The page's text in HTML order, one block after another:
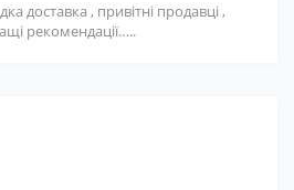
доставка , привітні продавці ,
рекомендації…..